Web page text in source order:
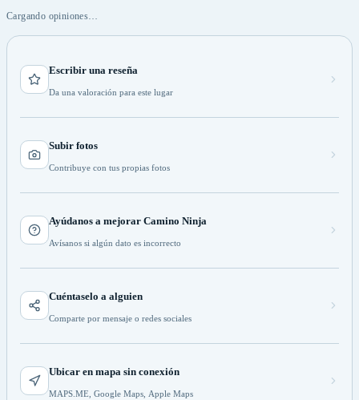
Cargando opiniones…
Escribir una reseña
Da una valoración para este lugar
Subir fotos
Contribuye con tus propias fotos
Ayúdanos a mejorar Camino Ninja
Avísanos si algún dato es incorrecto
Cuéntaselo a alguien
Comparte por mensaje o redes sociales
Ubicar en mapa sin conexión
MAPS.ME, Google Maps, Apple Maps